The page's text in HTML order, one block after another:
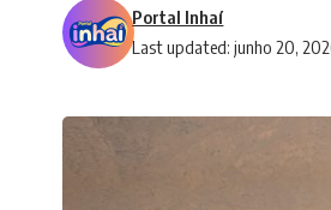
Last updated: junho 20,
Portal Inhaí